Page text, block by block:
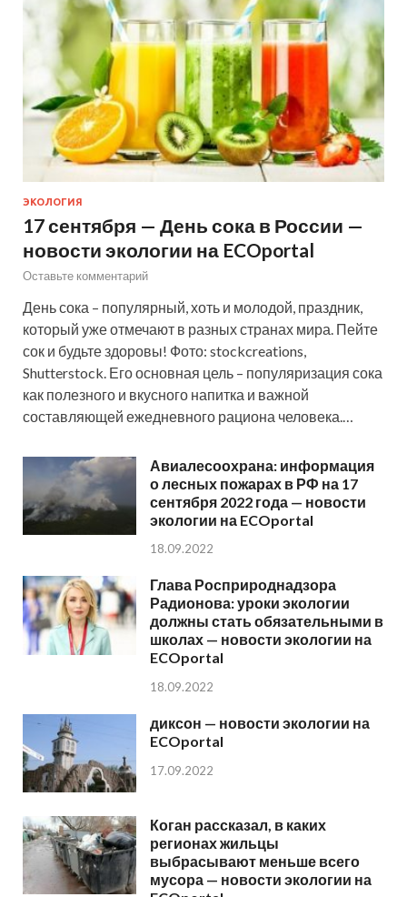
ЭКОЛОГИЯ
17 сентября — День сока в России —
новости экологии на ECOportal
Оставьте комментарий
День сока – популярный, хоть и молодой, праздник,
который уже отмечают в разных странах мира. Пейте
сок и будьте здоровы! Фото: stockcreations,
Shutterstock. Его основная цель – популяризация сока
как полезного и вкусного напитка и важной
составляющей ежедневного рациона человека.…
Авиалесоохрана: информация
о лесных пожарах в РФ на 17
сентября 2022 года — новости
экологии на ECOportal
18.09.2022
Глава Росприроднадзора
Радионова: уроки экологии
должны стать обязательными в
школах — новости экологии на
ECOportal
18.09.2022
диксон — новости экологии на
ECOportal
17.09.2022
Коган рассказал, в каких
регионах жильцы
выбрасывают меньше всего
мусора — новости экологии на